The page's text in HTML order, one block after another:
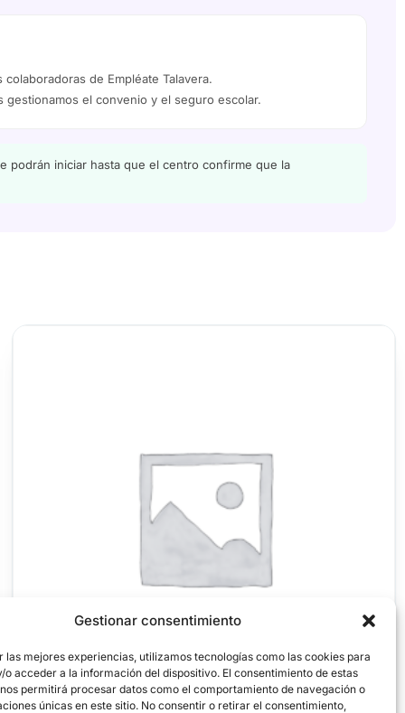
Gestionar consentimiento
las mejores experiencias, utilizamos tecnologías como las cookies para
o acceder a la información del dispositivo. El consentimiento de estas
permitirá procesar datos como el comportamiento de navegación o
únicas en este sitio. No consentir o retirar el consentimiento,
colaboradoras de Empléate Talavera.
gestionamos el convenio y el seguro escolar.
podrán iniciar hasta que el centro confirme que la